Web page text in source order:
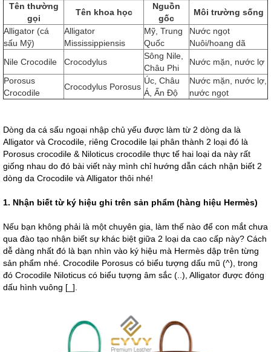
Tên thường
gọi
Tên khoa học
Nguồn
gốc
Môi trường sống
Alligator (cá
sấu Mỹ)
Alligator
Mississippiensis
Mỹ, Trung
Quốc
Nước ngọt
Nuôi/hoang dã
Nile Crocodile
Crocodylus
Sông Nile,
Châu Phi
Nước mặn, nước lợ
Porosus
Crocodile
Crocodylus Porosus
Úc, Châu
Á, Ấn Độ
Nước mặn, nước lợ,
nước ngọt
Dòng da cá sấu ngoại nhập chủ yếu được làm từ 2 dòng da là
Alligator và Crocodile, riêng Crocodile lại phân thành 2 loại đó là
Porosus crocodile & Niloticus crocodile thực tế hai loại da này rất
giống nhau do đó bài viết này mình chỉ hướng dẫn cách nhận biết 2
dòng da Crocodile và Alligator thôi nhé!
1. Nhận biết từ ký hiệu ghi trên sản phẩm (hàng hiệu Hermès)
Nếu bạn không phải là một chuyên gia, làm thế nào để con mắt chưa
qua đào tạo nhận biết sự khác biệt giữa 2 loại da cao cấp này? Cách
dễ dàng nhất đó là bạn nhìn vào ký hiệu mà Hermès dập trên từng
sản phẩm nhé. Crocodile Porosus có biểu tượng dấu mũ (^), trong
đó Crocodile Niloticus có biểu tượng âm sắc (..), Alligator được đóng
dấu hình vuông [_].